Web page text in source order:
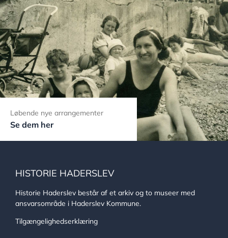
Løbende nye arrangementer
Se dem her
HISTORIE HADERSLEV
Historie Haderslev består af et arkiv og to museer med
ansvarsområde i Haderslev Kommune.
Tilgængelighedserklæring